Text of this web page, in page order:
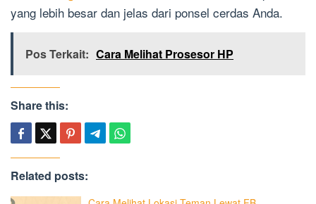
yang lebih besar dan jelas dari ponsel cerdas Anda.
Pos Terkait: Cara Melihat Prosesor HP
Share this:
Related posts: